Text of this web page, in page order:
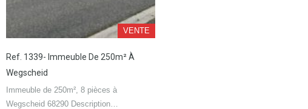
VENTE
Ref. 1339- Immeuble De 250m² À
Wegscheid
Immeuble de 250m², 8 pièces à
Wegscheid 68290 Description…